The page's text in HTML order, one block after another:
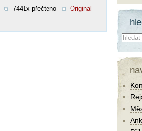
7441x přečteno
Original
Co